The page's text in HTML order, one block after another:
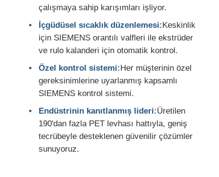
çalışmaya sahip karışımları işliyor.
İçgüdüsel sıcaklık düzenlemesi:Keskinlik
için SIEMENS orantılı valfleri ile ekstrüder
ve rulo kalanderi için otomatik kontrol.
Özel kontrol sistemi:Her müşterinin özel
gereksinimlerine uyarlanmış kapsamlı
SIEMENS kontrol sistemi.
Endüstrinin kanıtlanmış lideri:Üretilen
190'dan fazla PET levhası hattıyla, geniş
tecrübeyle desteklenen güvenilir çözümler
sunuyoruz.